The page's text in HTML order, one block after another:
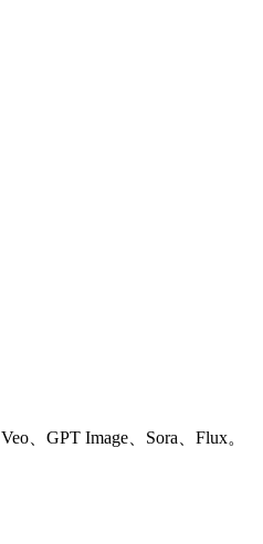
Veo GPT Image Sora Flux。